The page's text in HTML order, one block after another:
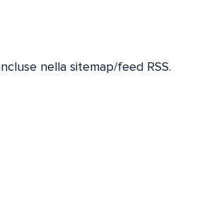
nella sitemap/feed RSS.